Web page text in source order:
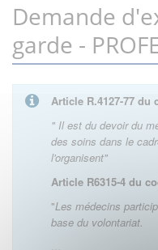
Demande
garde -
Article R.4127-77 du
" Il est du devoir du
des soins dans le
l'organisent"
Article R6315-4 du
"Les médecins
base du volontariat.
…